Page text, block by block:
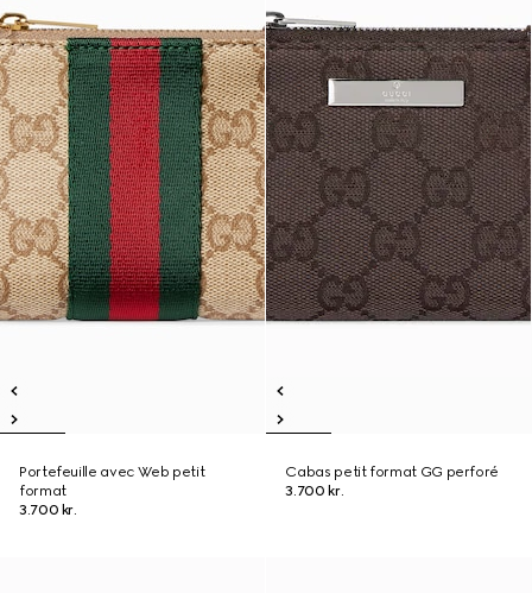
Portefeuille avec Web petit
format
3.700 kr.
Cabas petit format GG perforé
3.700 kr.